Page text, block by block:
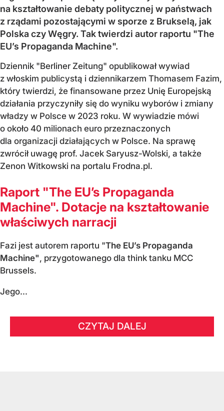
na kształtowanie debaty politycznej w państwach
z rządami pozostającymi w sporze z Brukselą, jak
Polska czy Węgry. Tak twierdzi autor raportu "The
EU’s Propaganda Machine".
Dziennik "Berliner Zeitung" opublikował wywiad
z włoskim publicystą i dziennikarzem Thomasem Fazim,
który twierdzi, że finansowane przez Unię Europejską
działania przyczyniły się do wyniku wyborów i zmiany
władzy w Polsce w 2023 roku. W wywiadzie mówi
o około 40 milionach euro przeznaczonych
dla organizacji działających w Polsce. Na sprawę
zwrócił uwagę prof. Jacek Saryusz-Wolski, a także
Zenon Witkowski na portalu Frodna.pl.
Raport "The EU’s Propaganda
Machine". Dotacje na kształtowanie
właściwych narracji
Fazi jest autorem raportu "The EU’s Propaganda
Machine", przygotowanego dla think tanku MCC
Brussels.
Jego...
CZYTAJ DALEJ